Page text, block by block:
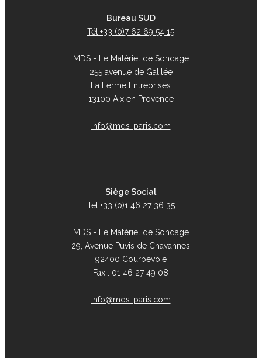
Bureau SUD
Tél:+33 (0)7 62 69 54 15
MDS - Le Matériel de Sondage
255 avenue de Galilée
La Ferme Entreprises
13100 Aix en Provence
info@mds-paris.com
Siège Social
Tél:+33 (0)1 46 27 36 35
MDS - Le Matériel de Sondage
29, Avenue Puvis de Chavannes
92400 Courbevoie
Fax : 01 46 27 49 08
info@mds-paris.com